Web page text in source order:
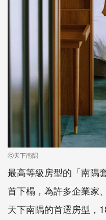
ⓒ天下南隅
最高等級房型的「南隅
首下榻，為許多企業家
天下南隅的首選房型，